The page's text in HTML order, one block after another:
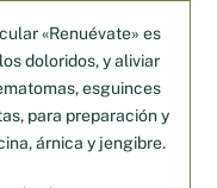
«Renuévate» es
doloridos, y aliviar
esguinces
para preparación y
árnica y jengibre.